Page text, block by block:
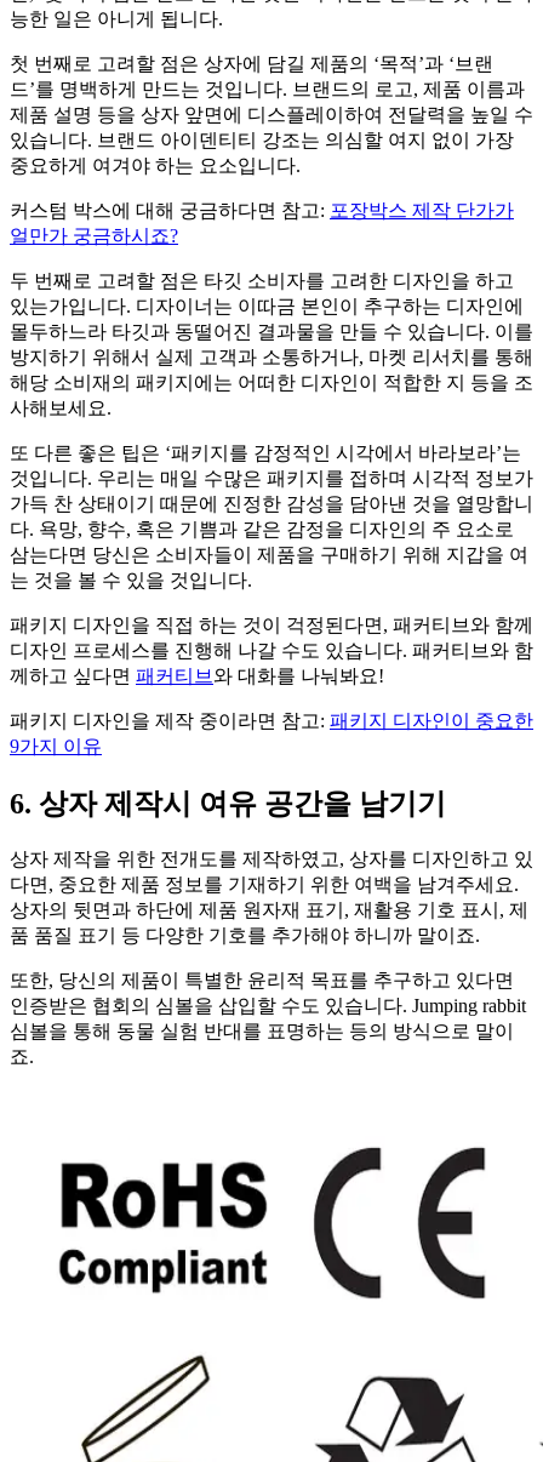
능한 일은 아니게 됩니다.
첫 번째로 고려할 점은 상자에 담길 제품의 ‘목적’과 ‘브랜
드’를 명백하게 만드는 것입니다. 브랜드의 로고, 제품 이름과
제품 설명 등을 상자 앞면에 디스플레이하여 전달력을 높일 수
있습니다. 브랜드 아이덴티티 강조는 의심할 여지 없이 가장
중요하게 여겨야 하는 요소입니다.
커스텀 박스에 대해 궁금하다면 참고: 포장박스 제작 단가가
얼만가 궁금하시죠?
두 번째로 고려할 점은 타깃 소비자를 고려한 디자인을 하고
있는가입니다. 디자이너는 이따금 본인이 추구하는 디자인에
몰두하느라 타깃과 동떨어진 결과물을 만들 수 있습니다. 이를
방지하기 위해서 실제 고객과 소통하거나, 마켓 리서치를 통해
해당 소비재의 패키지에는 어떠한 디자인이 적합한 지 등을 조
사해보세요.
또 다른 좋은 팁은 ‘패키지를 감정적인 시각에서 바라보라’는
것입니다. 우리는 매일 수많은 패키지를 접하며 시각적 정보가
가득 찬 상태이기 때문에 진정한 감성을 담아낸 것을 열망합니
다. 욕망, 향수, 혹은 기쁨과 같은 감정을 디자인의 주 요소로
삼는다면 당신은 소비자들이 제품을 구매하기 위해 지갑을 여
는 것을 볼 수 있을 것입니다.
패키지 디자인을 직접 하는 것이 걱정된다면, 패커티브와 함께
디자인 프로세스를 진행해 나갈 수도 있습니다. 패커티브와 함
께하고 싶다면 패커티브와 대화를 나눠봐요!
패키지 디자인을 제작 중이라면 참고: 패키지 디자인이 중요한
9가지 이유
6. 상자 제작시 여유 공간을 남기기
상자 제작을 위한 전개도를 제작하였고, 상자를 디자인하고 있
다면, 중요한 제품 정보를 기재하기 위한 여백을 남겨주세요.
상자의 뒷면과 하단에 제품 원자재 표기, 재활용 기호 표시, 제
품 품질 표기 등 다양한 기호를 추가해야 하니까 말이죠.
또한, 당신의 제품이 특별한 윤리적 목표를 추구하고 있다면
인증받은 협회의 심볼을 삽입할 수도 있습니다. Jumping rabbit
심볼을 통해 동물 실험 반대를 표명하는 등의 방식으로 말이
죠.